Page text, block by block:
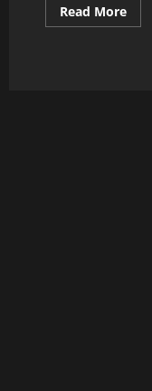
Read MoreRead
more